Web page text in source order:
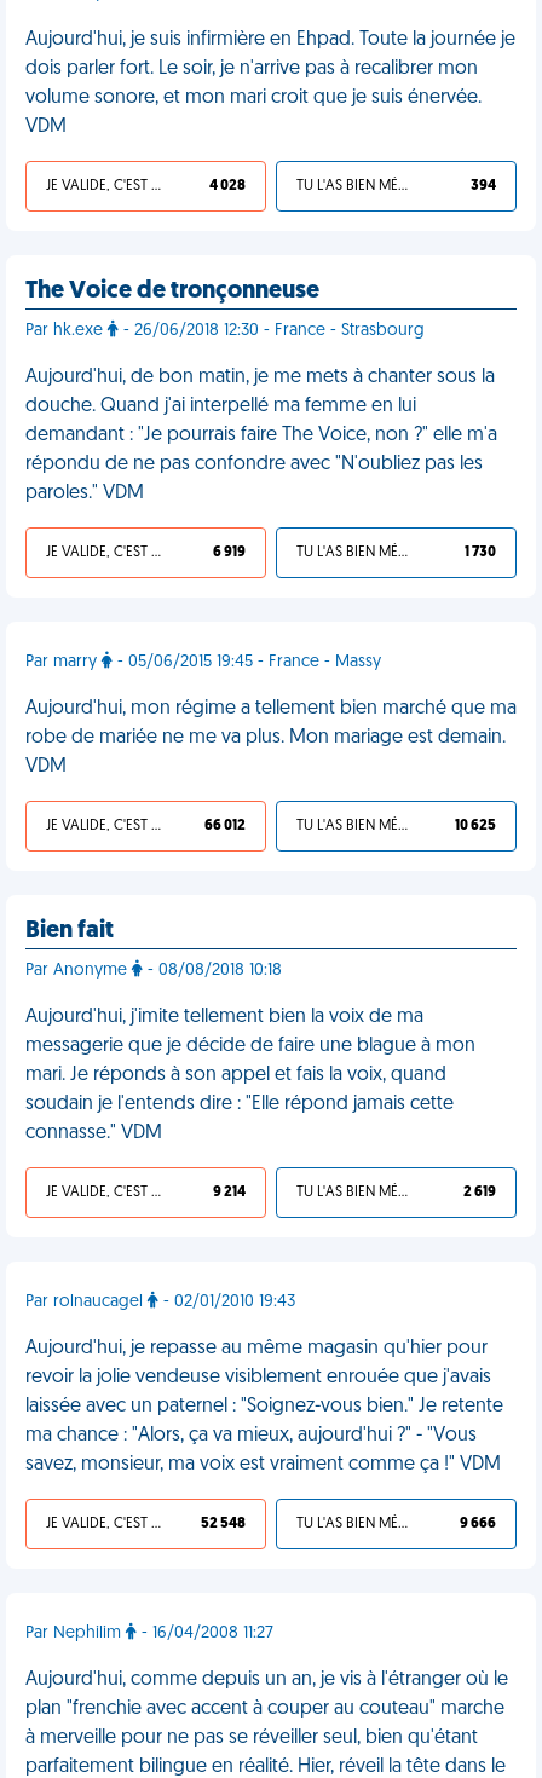
Aujourd'hui, je suis infirmière en Ehpad. Toute la journée je
dois parler fort. Le soir, je n'arrive pas à recalibrer mon
volume sonore, et mon mari croit que je suis énervée.
VDM
JE VALIDE, C'EST UNE VDM 4 028 TU L'AS BIEN MÉRITÉ 394
The Voice de tronçonneuse
Par hk.exe - 26/06/2018 12:30 - France - Strasbourg
Aujourd'hui, de bon matin, je me mets à chanter sous la
douche. Quand j'ai interpellé ma femme en lui
demandant : "Je pourrais faire The Voice, non ?" elle m'a
répondu de ne pas confondre avec "N'oubliez pas les
paroles." VDM
JE VALIDE, C'EST UNE VDM 6 919 TU L'AS BIEN MÉRITÉ 1 730
Par marry - 05/06/2015 19:45 - France - Massy
Aujourd'hui, mon régime a tellement bien marché que ma
robe de mariée ne me va plus. Mon mariage est demain.
VDM
JE VALIDE, C'EST UNE VDM 66 012 TU L'AS BIEN MÉRITÉ 10 625
Bien fait
Par Anonyme - 08/08/2018 10:18
Aujourd'hui, j'imite tellement bien la voix de ma
messagerie que je décide de faire une blague à mon
mari. Je réponds à son appel et fais la voix, quand
soudain je l'entends dire : "Elle répond jamais cette
connasse." VDM
JE VALIDE, C'EST UNE VDM 9 214 TU L'AS BIEN MÉRITÉ 2 619
Par rolnaucagel - 02/01/2010 19:43
Aujourd'hui, je repasse au même magasin qu'hier pour
revoir la jolie vendeuse visiblement enrouée que j'avais
laissée avec un paternel : "Soignez-vous bien." Je retente
ma chance : "Alors, ça va mieux, aujourd'hui ?" - "Vous
savez, monsieur, ma voix est vraiment comme ça !" VDM
JE VALIDE, C'EST UNE VDM 52 548 TU L'AS BIEN MÉRITÉ 9 666
Par Nephilim - 16/04/2008 11:27
Aujourd'hui, comme depuis un an, je vis à l'étranger où le
plan "frenchie avec accent à couper au couteau" marche
à merveille pour ne pas se réveiller seul, bien qu'étant
parfaitement bilingue en réalité. Hier, réveil la tête dans le